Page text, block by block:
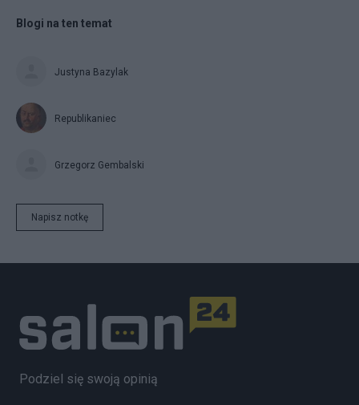
Blogi na ten temat
Justyna Bazylak
Republikaniec
Grzegorz Gembalski
Napisz notkę
Podziel się swoją opinią